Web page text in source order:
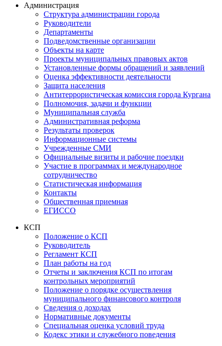
Администрация
Структура администрации города
Руководители
Департаменты
Подведомственные организации
Объекты на карте
Проекты муниципальных правовых актов
Установленные формы обращений и заявлений
Оценка эффективности деятельности
Защита населения
Антитеррористическая комиссия города Кургана
Полномочия, задачи и функции
Муниципальная служба
Административная реформа
Результаты проверок
Информационные системы
Учрежденные СМИ
Официальные визиты и рабочие поездки
Участие в программах и международное
сотрудничество
Статистическая информация
Контакты
Общественная приемная
ЕГИССО
КСП
Положение о КСП
Руководитель
Регламент КСП
План работы на год
Отчеты и заключения КСП по итогам
контрольных мероприятий
Положение о порядке осуществления
муниципального финансового контроля
Сведения о доходах
Нормативные документы
Специальная оценка условий труда
Кодекс этики и служебного поведения